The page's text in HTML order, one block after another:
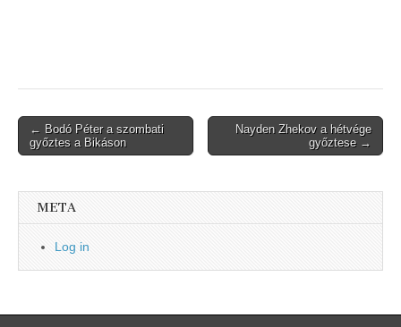
Post
navigation
← Bodó Péter a szombati
győztes a Bikáson
Nayden Zhekov a hétvége
győztese →
META
Log in